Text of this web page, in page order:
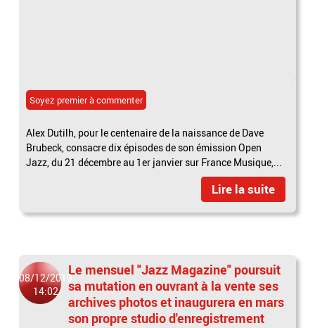
Soyez premier à commenter
Alex Dutilh, pour le centenaire de la naissance de Dave
Brubeck, consacre dix épisodes de son émission Open
Jazz, du 21 décembre au 1er janvier sur France Musique,...
Lire la suite
08/12/2019
14:02
Le mensuel "Jazz Magazine" poursuit
sa mutation en ouvrant à la vente ses
archives photos et inaugurera en mars
son propre studio d'enregistrement